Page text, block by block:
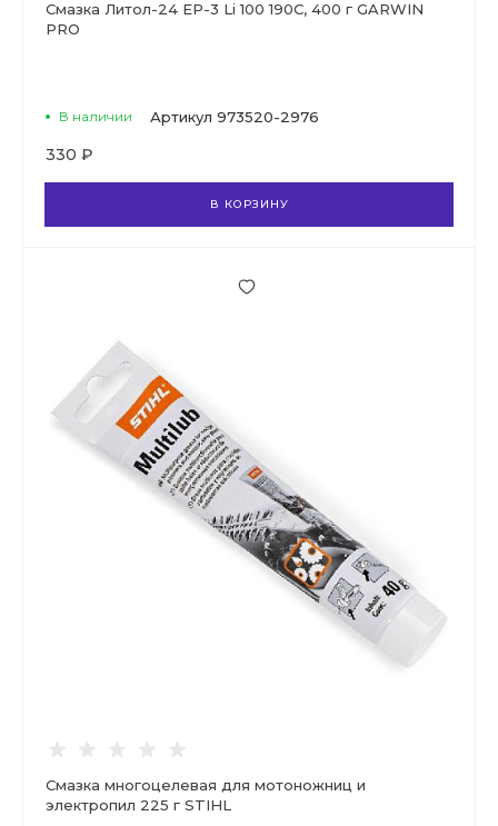
Смазка Литол-24 EP-3 Li 100 190C, 400 г GARWIN
PRO
В наличии Артикул 973520-2976
330 ₽
В КОРЗИНУ
Смазка многоцелевая для мотоножниц и
электропил 225 г STIHL